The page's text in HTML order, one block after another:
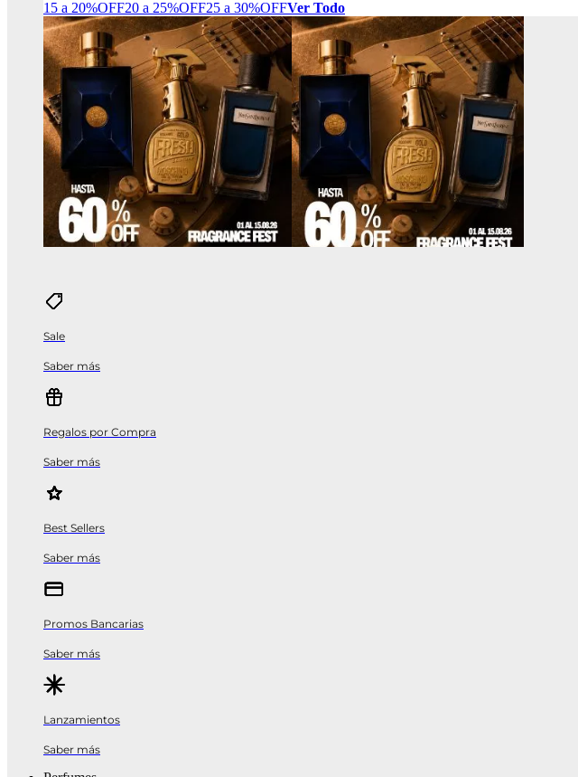
15 a 20%OFF20 a 25%OFF25 a 30%OFFVer Todo
Sale
Saber más
Regalos por Compra
Saber más
Best Sellers
Saber más
Promos Bancarias
Saber más
Lanzamientos
Saber más